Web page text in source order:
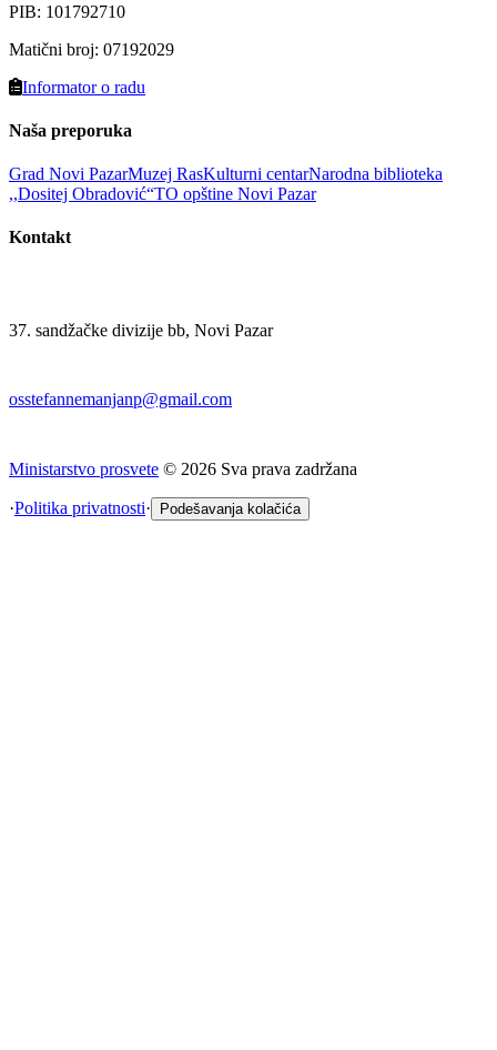
PIB: 101792710
Matični broj: 07192029
Informator o radu
Naša preporuka
Grad Novi PazarMuzej RasKulturni centarNarodna biblioteka
,,Dositej Obradović“TO opštine Novi Pazar
Kontakt
37. sandžačke divizije bb, Novi Pazar
osstefannemanjanp@gmail.com
Ministarstvo prosvete © 2026 Sva prava zadržana
·Politika privatnosti· Podešavanja kolačića